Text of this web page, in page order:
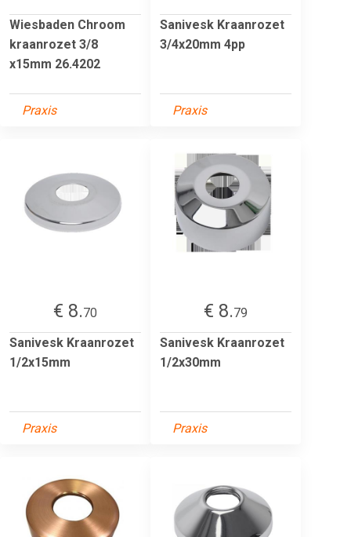
Wiesbaden Chroom
kraanrozet 3/8
x15mm 26.4202
Praxis
Sanivesk Kraanrozet
3/4x20mm 4pp
Praxis
€ 8.70
Sanivesk Kraanrozet
1/2x15mm
Praxis
€ 8.79
Sanivesk Kraanrozet
1/2x30mm
Praxis